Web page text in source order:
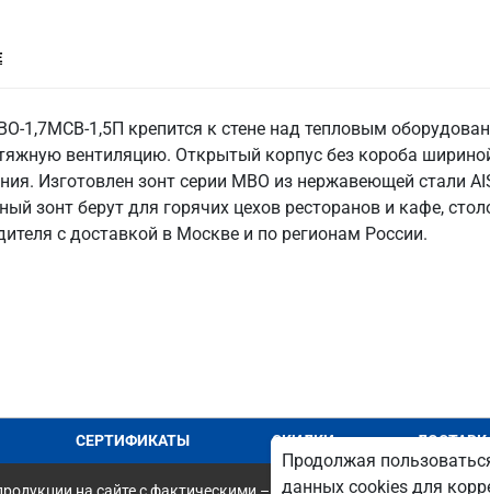
1,7МСВ-1,5П крепится к стене над тепловым
вентиляцию. Открытый корпус без короба
Изготовлен зонт серии МВО из нержавеющей стали
зонт берут для горячих цехов ресторанов и кафе,
с доставкой в Москве и по регионам России.
СЕРТИФИКАТЫ СКИДКИ
Продолжая
данных cookies для